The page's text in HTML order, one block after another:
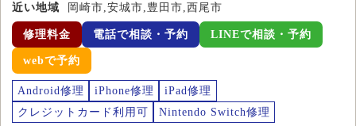
近い地域
岡崎市,安城市,豊田市,西尾市
修理料金 電話で相談・予約 LINEで相談・予約
webで予約
Android修理 iPhone修理
iPad修理
クレジットカード利用可
Nintendo Switch修理